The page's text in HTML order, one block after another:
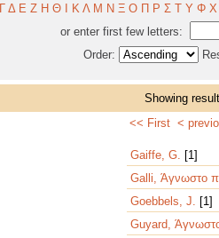
Γ Δ Ε Ζ Η Θ Κ Λ Μ Ν Ξ Ο Π Ρ Σ Τ Υ Φ Χ
or enter first few letters:
Order:
Showing
<< First <
Gaiffe, G. [1]
Galli, Άγνωστο
Goebbels, J. [1]
Guyard,